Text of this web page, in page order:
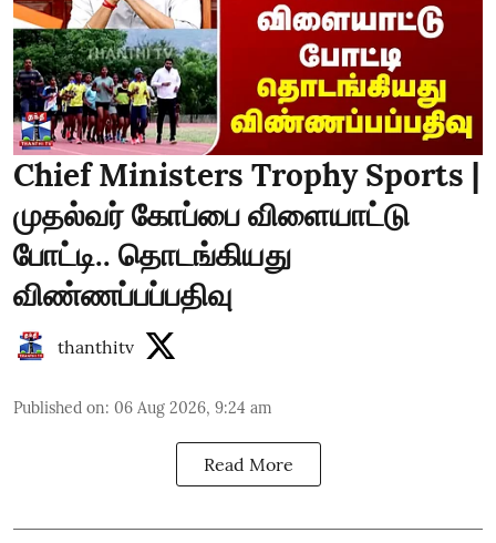
Chief Ministers Trophy Sports |
முதல்வர் கோப்பை விளையாட்டு
போட்டி.. தொடங்கியது
விண்ணப்பப்பதிவு
thanthitv
Published on: 06 Aug 2026, 9:24 am
Read More